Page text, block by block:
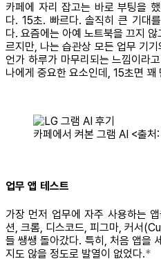
카페에 자리 잡고는 바로 부팅을
다. 15초. 빠르다. 솔직히 큰 기대
다. 요즘에는 아예 노트북을 끄지
르지만, 나는 습관상 모든 업무 기
언가 하루가 마무리되는 느낌이라
나에게 중요한 요소인데, 15초면 꽤
카페에서 켜본 그램 AI <출처
업무 앱 테스트
가장 먼저 업무에 자주 사용하는
션, 크롬, 디스코드, 피그마, 커서
들 쌩쌩 돌아갔다. 특히, 처음 앱을
지도 않을 정도로 발열이 없었다.*